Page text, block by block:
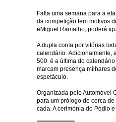
Falta uma semana para a
da competição tem motivos
eMiguel Ramalho, poderá
A dupla conta por vitórias
calendário. Adicionalmente,
500 é a última do
marcam presença milhares
espetáculo.
Organizada pelo Automóvel
para um prólogo de cerca
cada. A cerimónia do Pódio